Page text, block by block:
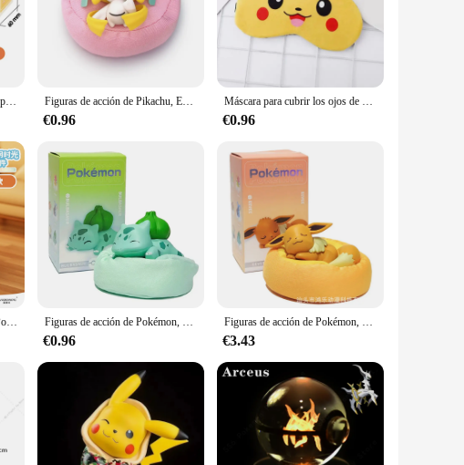
are designed to capture the essence of your favorite
Each figure is made from high-quality, durable plastic, ensuring
detail in their design and style reflects the authenticity of each
perfect addition to your collection, whether it's a single figure or
Durmiente Action Figures are versatile enough to fit any
encourages imaginative play. These figures are not just for kids;
Figuras de acción de Pokémon para interiores, juguetes de posición para dormir, modelo de Anime, serie Leisure time, Slowpoke, Charmander, Gonbe, Rowlet Figuras de acción de Pikachu, Eevee, Poket, Serie de sueños estrellados de Pokemon, Bulbasaur, Snorlax, Jirachi, modelo de monstruo, adornos, regalo
€0.96
Máscara para cubrir los ojos de Pokémon para dormir, figura de Pikachu bonita para dormir, máscara de sueño nocturno, vendaje, venda para los ojos para hombres y mujeres, relajación, salud, siesta
€0.96
Juego de figuras de acción de Pokémon genuino, modelo de personajes de Anime, juguete de posición para dormir Interior de coche, sueño estrellado, Charmander, Gonbe, Rowlet Figuras de acción de Pokémon, modelo de Anime de Pikachu, Snorlax, Squirtle, decoraciones interiores de coche, posición para dormir, regalos de Juguetes
€0.96
Figuras de acción de Pokémon, muñecos de la serie Sleep Starry Dream, Pikachu, Jirachi, Eevee, Komala, Snorlax, juguetes de dibujos animados para regalo de cumpleaños
€3.43